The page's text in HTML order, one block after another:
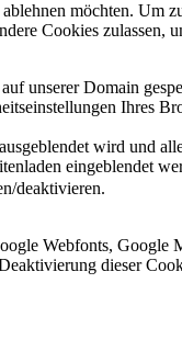
möchten. Um
Cookies
unserer Domain
Ihres
wird und
eingeblendet
deaktivieren.
Webfonts,
dieser